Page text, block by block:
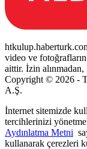
video ve
aittir. İzin
Copyright © 2026 -
A.Ş.
İnternet sitemizde
tercihlerinizi
Aydınlatma Metni
kullanarak çerezleri